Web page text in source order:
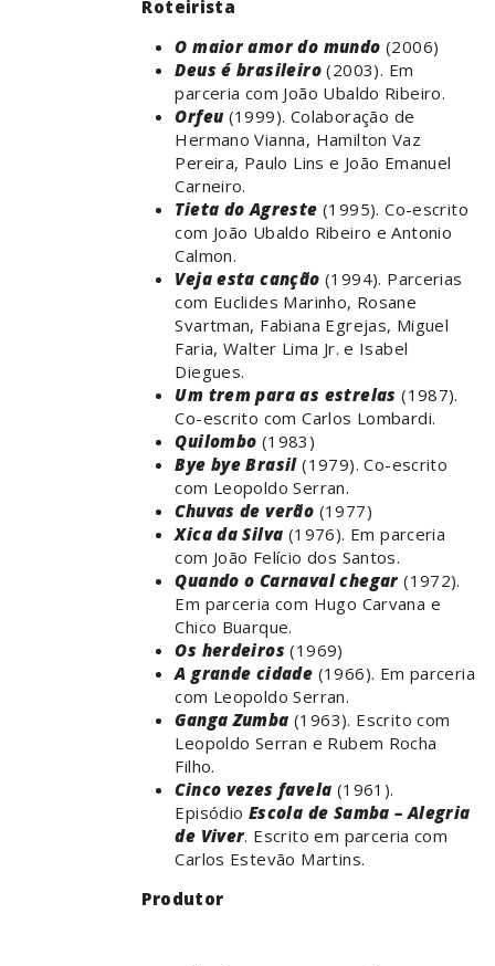
Roteirista
O maior amor do mundo (2006)
Deus é brasileiro (2003). Em
parceria com João Ubaldo Ribeiro.
Orfeu (1999). Colaboração de
Hermano Vianna, Hamilton Vaz
Pereira, Paulo Lins e João Emanuel
Carneiro.
Tieta do Agreste (1995). Co-escrito
com João Ubaldo Ribeiro e Antonio
Calmon.
Veja esta canção (1994). Parcerias
com Euclides Marinho, Rosane
Svartman, Fabiana Egrejas, Miguel
Faria, Walter Lima Jr. e Isabel
Diegues.
Um trem para as estrelas (1987).
Co-escrito com Carlos Lombardi.
Quilombo (1983)
Bye bye Brasil(1979). Co-escrito
com Leopoldo Serran.
Chuvas de verão (1977)
Xica da Silva (1976). Em parceria
com João Felício dos Santos.
Quando o Carnaval chegar (1972).
Em parceria com Hugo Carvana e
Chico Buarque.
Os herdeiros (1969)
A grande cidade (1966). Em parceria
com Leopoldo Serran.
Ganga Zumba (1963). Escrito com
Leopoldo Serran e Rubem Rocha
Filho.
Cinco vezes favela (1961).
Episódio Escola de Samba – Alegria
de Viver. Escrito em parceria com
Carlos Estevão Martins.
Produtor